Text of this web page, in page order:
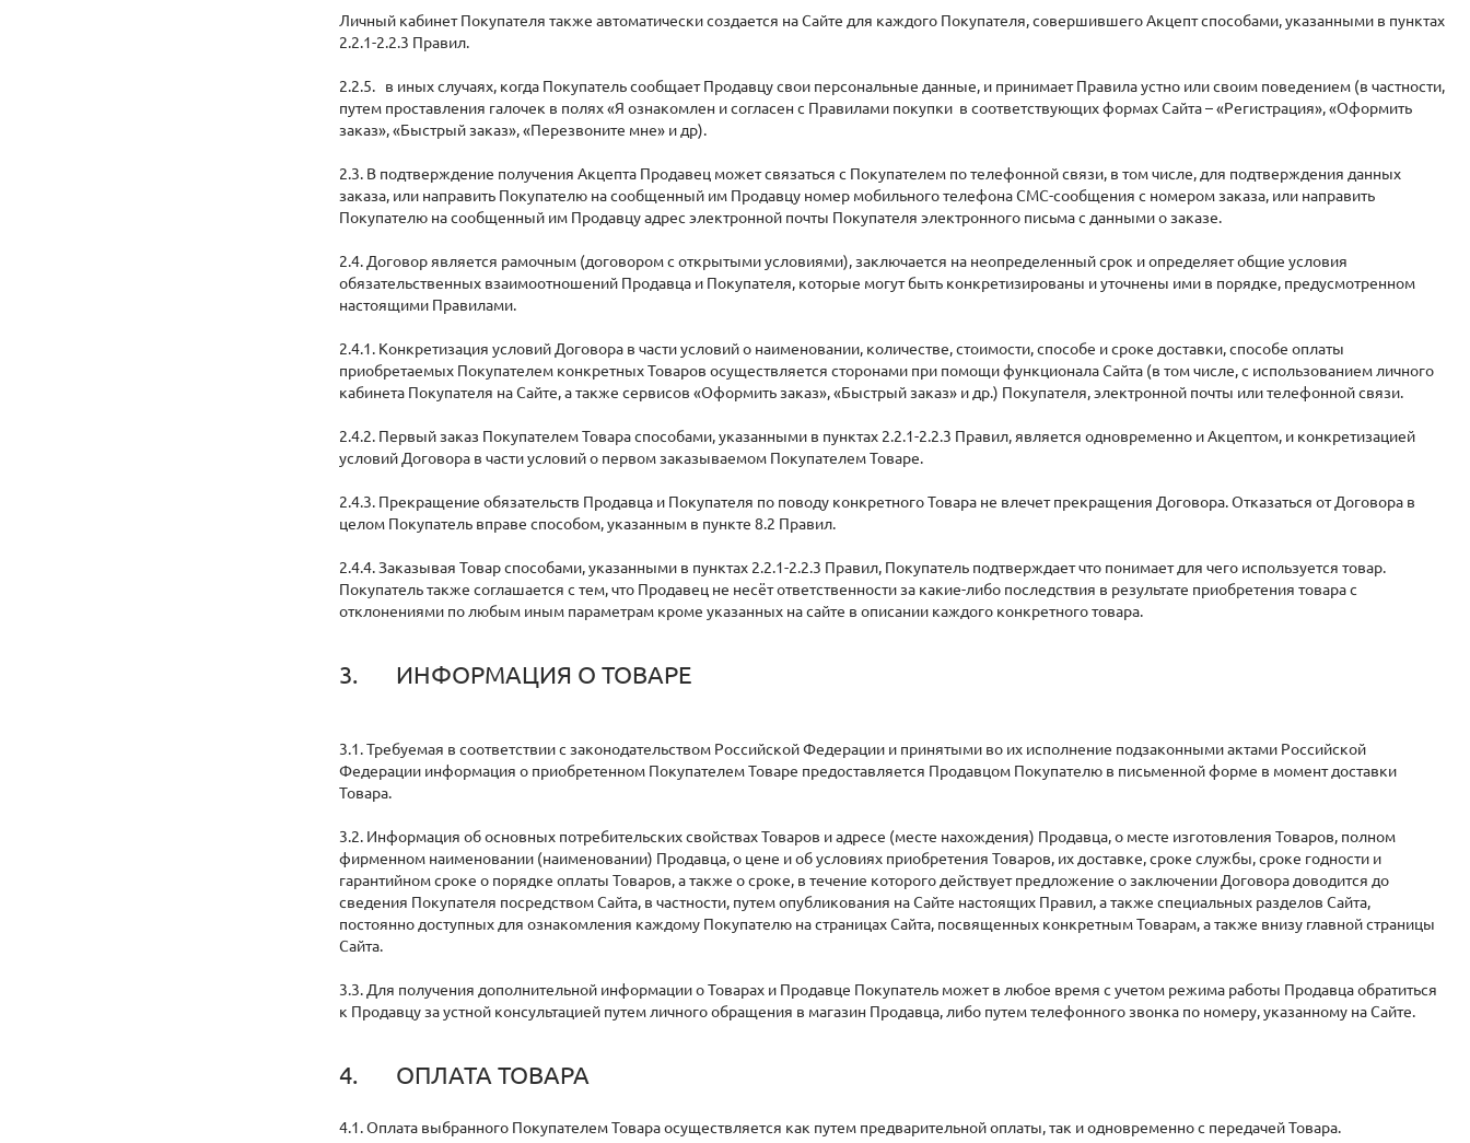
Личный кабинет Покупателя также автоматически создается на Сайте для каждого Покупателя, совершившего Акцепт способами, указанными в пунктах
2.2.1-2.2.3 Правил.
2.2.5. в иных случаях, когда Покупатель сообщает Продавцу свои персональные данные, и принимает Правила устно или своим поведением (в частности,
путем проставления галочек в полях «Я ознакомлен и согласен с Правилами покупки в соответствующих формах Сайта – «Регистрация», «Оформить
заказ», «Быстрый заказ», «Перезвоните мне» и др).
2.3. В подтверждение получения Акцепта Продавец может связаться с Покупателем по телефонной связи, в том числе, для подтверждения данных
заказа, или направить Покупателю на сообщенный им Продавцу номер мобильного телефона СМС-сообщения с номером заказа, или направить
Покупателю на сообщенный им Продавцу адрес электронной почты Покупателя электронного письма с данными о заказе.
2.4. Договор является рамочным (договором с открытыми условиями), заключается на неопределенный срок и определяет общие условия
обязательственных взаимоотношений Продавца и Покупателя, которые могут быть конкретизированы и уточнены ими в порядке, предусмотренном
настоящими Правилами.
2.4.1. Конкретизация условий Договора в части условий о наименовании, количестве, стоимости, способе и сроке доставки, способе оплаты
приобретаемых Покупателем конкретных Товаров осуществляется сторонами при помощи функционала Сайта (в том числе, с использованием личного
кабинета Покупателя на Сайте, а также сервисов «Оформить заказ», «Быстрый заказ» и др.) Покупателя, электронной почты или телефонной связи.
2.4.2. Первый заказ Покупателем Товара способами, указанными в пунктах 2.2.1-2.2.3 Правил, является одновременно и Акцептом, и конкретизацией
условий Договора в части условий о первом заказываемом Покупателем Товаре.
2.4.3. Прекращение обязательств Продавца и Покупателя по поводу конкретного Товара не влечет прекращения Договора. Отказаться от Договора в
целом Покупатель вправе способом, указанным в пункте 8.2 Правил.
2.4.4. Заказывая Товар способами, указанными в пунктах 2.2.1-2.2.3 Правил, Покупатель подтверждает что понимает для чего используется товар.
Покупатель также соглашается с тем, что Продавец не несёт ответственности за какие-либо последствия в результате приобретения товара с
отклонениями по любым иным параметрам кроме указанных на сайте в описании каждого конкретного товара.
3. ИНФОРМАЦИЯ О ТОВАРЕ
3.1. Требуемая в соответствии с законодательством Российской Федерации и принятыми во их исполнение подзаконными актами Российской
Федерации информация о приобретенном Покупателем Товаре предоставляется Продавцом Покупателю в письменной форме в момент доставки
Товара.
3.2. Информация об основных потребительских свойствах Товаров и адресе (месте нахождения) Продавца, о месте изготовления Товаров, полном
фирменном наименовании (наименовании) Продавца, о цене и об условиях приобретения Товаров, их доставке, сроке службы, сроке годности и
гарантийном сроке о порядке оплаты Товаров, а также о сроке, в течение которого действует предложение о заключении Договора доводится до
сведения Покупателя посредством Сайта, в частности, путем опубликования на Сайте настоящих Правил, а также специальных разделов Сайта,
постоянно доступных для ознакомления каждому Покупателю на страницах Сайта, посвященных конкретным Товарам, а также внизу главной страницы
Сайта.
3.3. Для получения дополнительной информации о Товарах и Продавце Покупатель может в любое время с учетом режима работы Продавца обратиться
к Продавцу за устной консультацией путем личного обращения в магазин Продавца, либо путем телефонного звонка по номеру, указанному на Сайте.
4. ОПЛАТА ТОВАРА
4.1. Оплата выбранного Покупателем Товара осуществляется как путем предварительной оплаты, так и одновременно с передачей Товара.